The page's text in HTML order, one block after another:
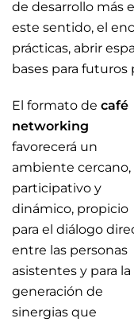
de desarrollo más
este sentido, el
prácticas, abrir
bases para
El formato de café
networking
favorecerá un
ambiente cercano,
participativo y
dinámico, propicio
para el diálogo
entre las personas
asistentes y para la
generación de
sinergias que